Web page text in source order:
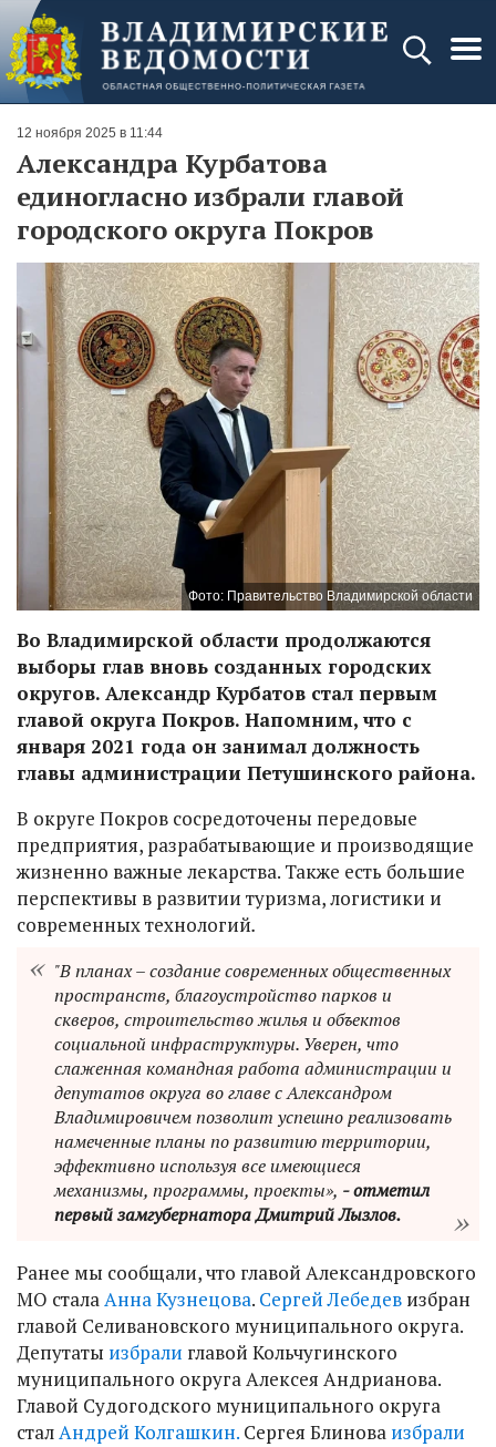
12 ноября 2025 в 11:44
Александра Курбатова
единогласно избрали главой
городского округа Покров
Фото: Правительство Владимирской области
Во Владимирской области продолжаются
выборы глав вновь созданных городских
округов. Александр Курбатов стал первым
главой округа Покров. Напомним, что с
января 2021 года он занимал должность
главы администрации Петушинского района.
В округе Покров сосредоточены передовые
предприятия, разрабатывающие и производящие
жизненно важные лекарства. Также есть большие
перспективы в развитии туризма, логистики и
современных технологий.
"В планах – создание современных общественных
пространств, благоустройство парков и
скверов, строительство жилья и объектов
социальной инфраструктуры. Уверен, что
слаженная командная работа администрации и
депутатов округа во главе с Александром
Владимировичем позволит успешно реализовать
намеченные планы по развитию территории,
эффективно используя все имеющиеся
механизмы, программы, проекты», - отметил
первый замгубернатора Дмитрий Лызлов.
Ранее мы сообщали, что главой Александровского
МО сталаАнна Кузнецова. Сергей Лебедев избран
главой Селивановского муниципального округа.
Депутаты избрали главой Кольчугинского
муниципального округа Алексея Андрианова.
Главой Судогодского муниципального округа
сталАндрей Колгашкин. Сергея Блинова избрали